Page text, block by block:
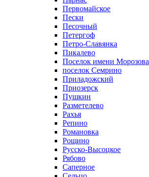
Первомайское
Пески
Песочный
Петергоф
Петро-Славянка
Пикалево
Поселок имени Морозова
поселок Семрино
Приладожский
Приозерск
Пушкин
Разметелево
Рахья
Репино
Романовка
Рощино
Русско-Высоцкое
Рябово
Саперное